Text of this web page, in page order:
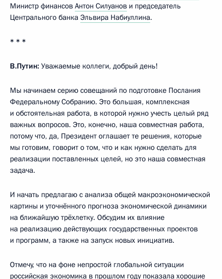
Министр финансов Антон Силуанов и председатель
Центрального банка Эльвира Набиуллина.
* * *
В.Путин: Уважаемые коллеги, добрый день!
Мы начинаем серию совещаний по подготовке Послания
Федеральному Собранию. Это большая, комплексная
и обстоятельная работа, в которой нужно учесть целый ряд
важных вопросов. Это, конечно, наша совместная работа,
потому что, да, Президент оглашает те решения, которые
мы готовим, говорит о том, что и как нужно сделать для
реализации поставленных целей, но это наша совместная
задача.
И начать предлагаю с анализа общей макроэкономической
картины и уточнённого прогноза экономической динамики
на ближайшую трёхлетку. Обсудим их влияние
на реализацию действующих государственных проектов
и программ, а также на запуск новых инициатив.
Отмечу, что на фоне непростой глобальной ситуации
российская экономика в прошлом году показала хорошие